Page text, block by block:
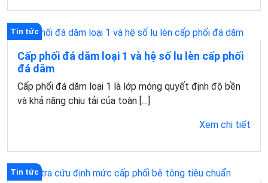
Tin tức
Cấp phối đá dăm loại 1 và hệ số lu lèn cấp phối
đá dăm
Cấp phối đá dăm loại 1 là lớp móng quyết định độ bền
và khả năng chịu tải của toàn […]
Xem chi tiết
Tin tức